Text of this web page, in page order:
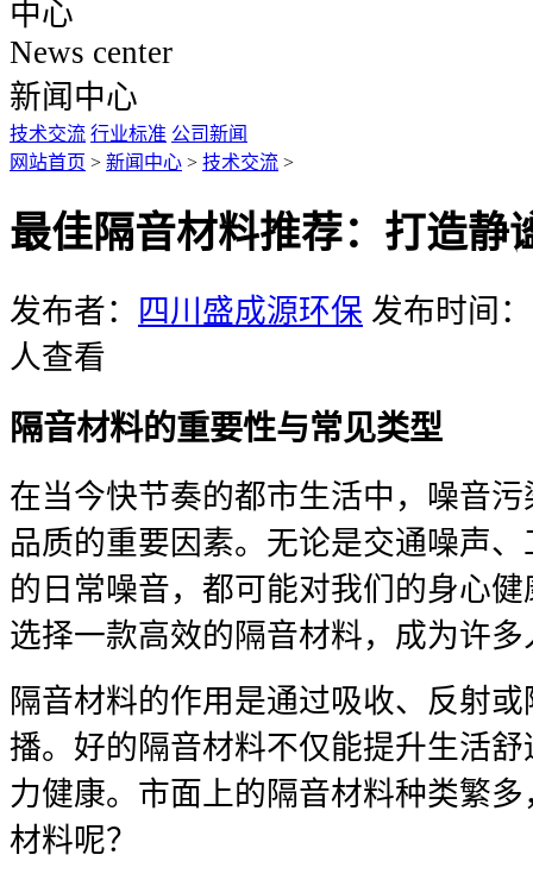
News center
新闻中心
技术交流 行业标准 公司新闻
网站首页 > 新闻中心 > 技术交流 >
最佳隔音材料推荐：打造静
发布者： 四川盛成源环保 发布时间
人查看
隔音材料的重要性与常见类型
在当今快节奏的都市生活中，噪音
品质的重要因素。无论是交通噪声
的日常噪音，都可能对我们的身心
选择一款高效的隔音材料，成为许
隔音材料的作用是通过吸收、反射
播。好的隔音材料不仅能提升生活
力健康。市面上的隔音材料种类繁
材料呢？